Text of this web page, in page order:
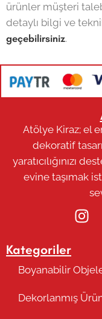
ürünler müşteri
detaylı bilgi ve
geçebilirsiniz.
Atölye Kiraz; el
dekoratif
yaratıcılığınızı
evine taşımak
Kategoriler
Boyanabilir
Dekorlanmış